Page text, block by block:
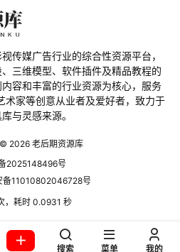
传媒广告行业的综合性资源平台，
三维模型、软件插件及精品教程的
容和丰富的行业资源为核心，服务
术家等创意从业者及爱好者，致力于
与灵感来源。
2026 老后期资源库
2025148496号
备11010802046728号
，耗时 0.0931 秒
搜索 菜单 我的